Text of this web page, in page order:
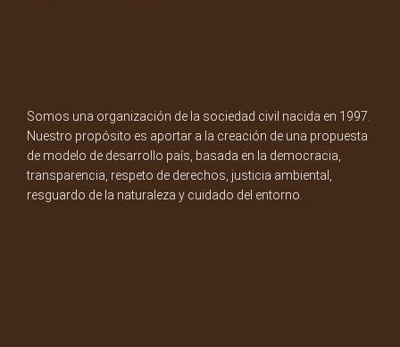
Somos una organización de la sociedad civil nacida en 1997.
Nuestro propósito es aportar a la creación de una propuesta
de modelo de desarrollo país, basada en la democracia,
transparencia, respeto de derechos, justicia ambiental,
resguardo de la naturaleza y cuidado del entorno.